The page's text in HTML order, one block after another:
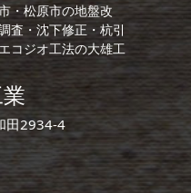
・松原市の地盤改
査・沈下修正・杭引
コジオ工法の大雄工
2934-4